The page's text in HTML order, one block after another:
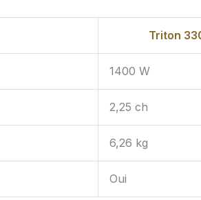
Triton
1400 W
2,25 ch
6,26 kg
Oui